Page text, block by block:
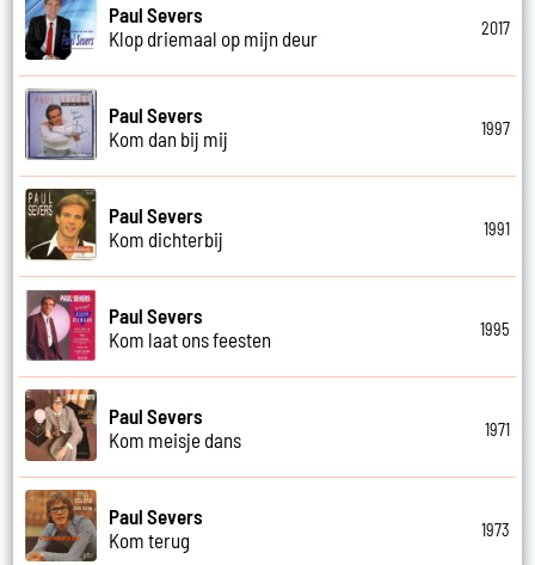
Paul Severs
Klop driemaal op mijn deur
2017
Paul Severs
Kom dan bij mij
1997
Paul Severs
Kom dichterbij
1991
Paul Severs
Kom laat ons feesten
1995
Paul Severs
Kom meisje dans
1971
Paul Severs
Kom terug
1973